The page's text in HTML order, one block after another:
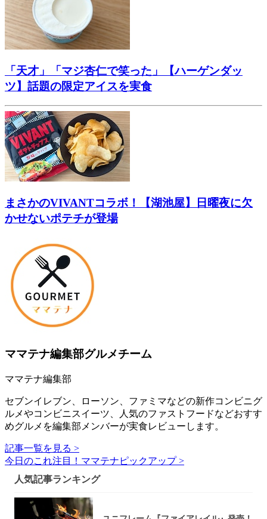
「天才」「マジ杏仁で笑った」【ハーゲンダッ
ツ】話題の限定アイスを実食
まさかのVIVANTコラボ！【湖池屋】日曜夜に欠
かせないポテチが登場
ママテナ編集部グルメチーム
ママテナ編集部
セブンイレブン、ローソン、ファミマなどの新作コンビニグ
ルメやコンビニスイーツ、人気のファストフードなどおすす
めグルメを編集部メンバーが実食レビューします。
記事一覧を見る >
今日のこれ注目！ママテナピックアップ >
人気記事ランキング